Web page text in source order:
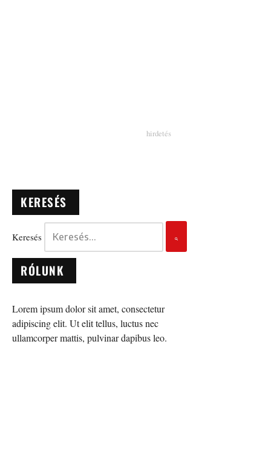
KERESÉS
Keresés
RÓLUNK
Lorem ipsum dolor sit amet, consectetur
adipiscing elit. Ut elit tellus, luctus nec
ullamcorper mattis, pulvinar dapibus leo.